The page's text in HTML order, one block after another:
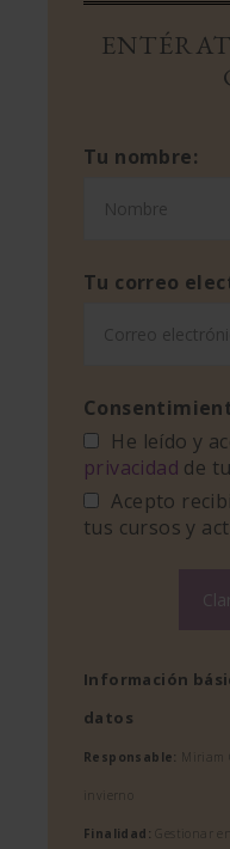
Tu nombre:
Tu correo
He leído y
privacidad de
Acepto
tus cursos y
Información
datos
Responsable: Miriam
invierno
Finalidad: Gestionar